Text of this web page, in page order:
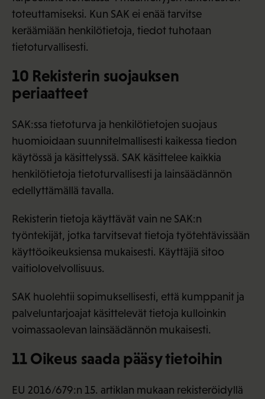
toteuttamiseksi. Kun SAK ei enää tarvitse
keräämiään henkilötietoja, tiedot tuhotaan
tietoturvallisesti.
10 Rekisterin suojauksen
periaatteet
SAK:ssa tietoturva ja henkilötietojen suojaus
huomioidaan suunnitelmallisesti kaikessa tiedon
käytössä ja käsittelyssä. SAK käsittelee kaikkia
henkilötietoja tietoturvallisesti ja lainsäädännön
edellyttämällä tavalla.
Rekisterin tietoja käyttävät vain ne SAK:n
työntekijät, jotka tarvitsevat tietoja työtehtävissään
käyttöoikeuksiensa mukaisesti. Käyttäjiä sitoo
vaitiolovelvollisuus.
SAK huolehtii sopimuksellisesti, että kumppanit ja
palveluntarjoajat käsittelevät tietoja kulloinkin
voimassaolevan lainsäädännön mukaisesti.
11 Oikeus saada pääsy tietoihin
EU 2016/679:n 15. artiklan mukaan rekisteröidyllä